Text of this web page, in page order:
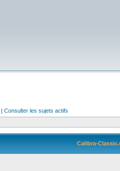
| Consulter les sujets actifs
Calibra-